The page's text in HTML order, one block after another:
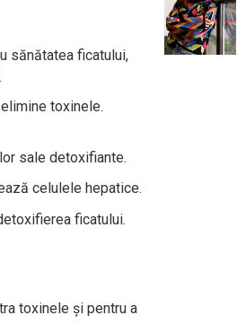
sănătatea ficatului,
toxinele.
sale detoxifiante.
celulele hepatice.
ficatului.
toxinele și pentru a